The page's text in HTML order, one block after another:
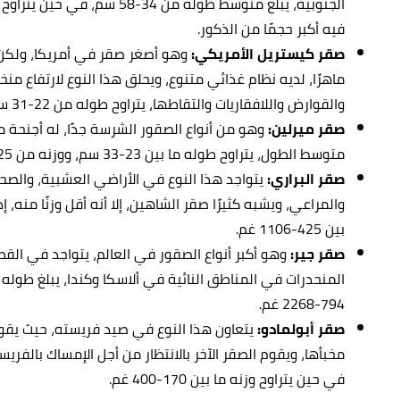
فيه أكبر حجمًا من الذكور.
صقر كيستريل الأمريكي:وهو أصغر صقر في أمريكا،
ماهرًا، لديه نظام غذائي متنوع، ويحلق هذا النوع
والقوارض واللافقاريات والتقاطها، يتراوح طوله من 22-31 سم، ووزنه من 80-165 غم.
صقر ميرلين:وهو من أنواع الصقور الشرسة جدًا، له أجنحة
متوسط الطول، يتراوح طوله ما بين 23-33 سم، ووزنه من 125-300 غم.
صقر البراري:يتواجد هذا النوع في الأراضي العشبية،
بين 425-1106 غم.
صقر جير:وهو أكبر أنواع الصقور في العالم، يتواجد في
794-2268 غم.
صقر أبولمادو:يتعاون هذا النوع في صيد فريسته، حيث
في حين يتراوح وزنه ما بين 170-400 غم.